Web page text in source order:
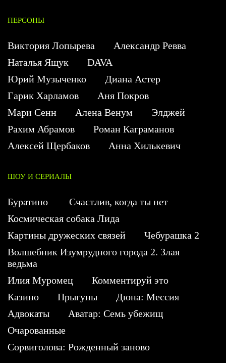
ПЕРСОНЫ
Виктория Лопырева
Александр Ревва
Наталья Ящук
DAVA
Юрий Музыченко
Диана Астер
Гарик Харламов
Аня Покров
Мари Сенн
Алена Венум
Элджей
Рахим Абрамов
Роман Каграманов
Алексей Щербаков
Анна Хилькевич
ШОУ И СЕРИАЛЫ
Буратино
Счастлив, когда ты нет
Космическая собака Лида
Картины дружеских связей
Чебурашка 2
Волшебник Изумрудного города 2. Злая
ведьма
Илия Муромец
Комментируй это
Казино
Прыгуны
Дюна: Мессия
Адвокаты
Аватар: Семь убежищ
Очарованные
Сорвиголова: Рожденный заново